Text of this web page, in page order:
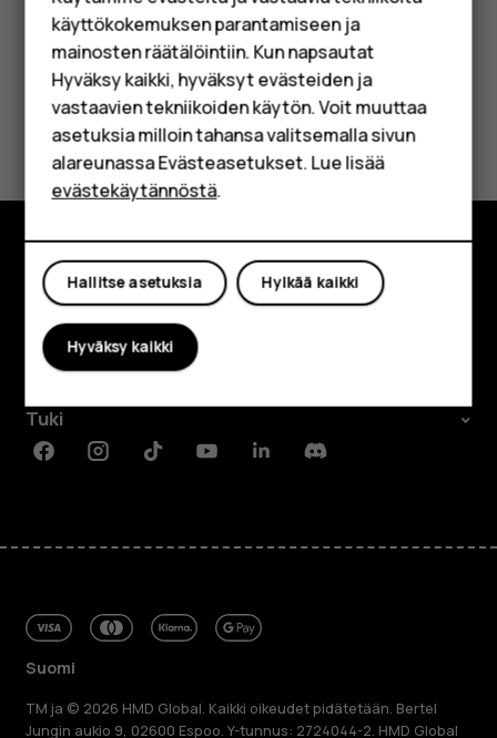
Lisävarusteet
HMD Terra M
Yrityksille
Tabletit
Oliko tästä apua?
Kyllä Ei
Tutustu
Tietoa meistä
Planet and people
Tuki
FacebookInstagramTiktokYoutubeLinkedinDiscord
Suomi
TM ja © 2026 HMD Global. Kaikki oikeudet pidätetään. Bertel
Jungin aukio 9, 02600 Espoo. Y-tunnus: 2724044-2. HMD Global
käyttökokemuksen parantamiseen ja
mainosten räätälöintiin. Kun napsautat
Hyväksy kaikki, hyväksyt evästeiden ja
vastaavien tekniikoiden käytön. Voit muuttaa
asetuksia milloin tahansa valitsemalla sivun
alareunassa Evästeasetukset. Lue lisää
evästekäytännöstä.
Hylkää kaikki
Hallitse asetuksia
Hyväksy kaikki